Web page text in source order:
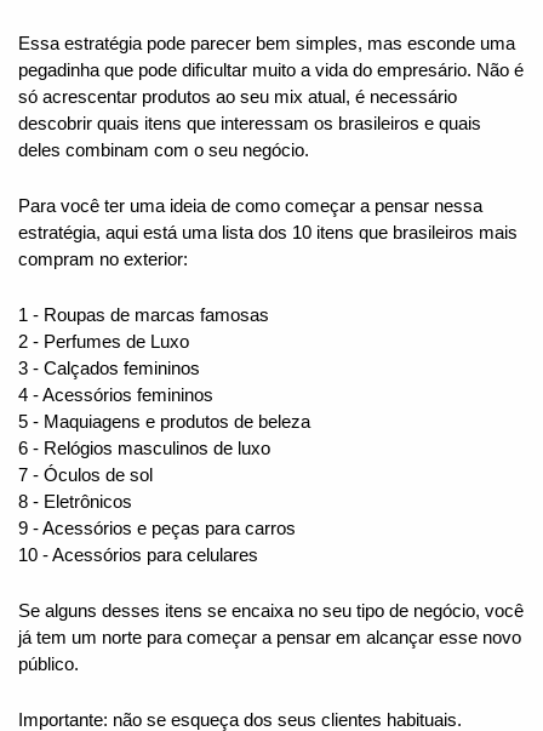
Essa estratégia pode parecer bem simples, mas esconde uma
pegadinha que pode dificultar muito a vida do empresário. Não é
só acrescentar produtos ao seu mix atual, é necessário
descobrir quais itens que interessam os brasileiros e quais
deles combinam com o seu negócio.
Para você ter uma ideia de como começar a pensar nessa
estratégia, aqui está uma lista dos 10 itens que brasileiros mais
compram no exterior:
1 - Roupas de marcas famosas
2 - Perfumes de Luxo
3 - Calçados femininos
4 - Acessórios femininos
5 - Maquiagens e produtos de beleza
6 - Relógios masculinos de luxo
7 - Óculos de sol
8 - Eletrônicos
9 - Acessórios e peças para carros
10 - Acessórios para celulares
Se alguns desses itens se encaixa no seu tipo de negócio, você
já tem um norte para começar a pensar em alcançar esse novo
público.
Importante: não se esqueça dos seus clientes habituais.